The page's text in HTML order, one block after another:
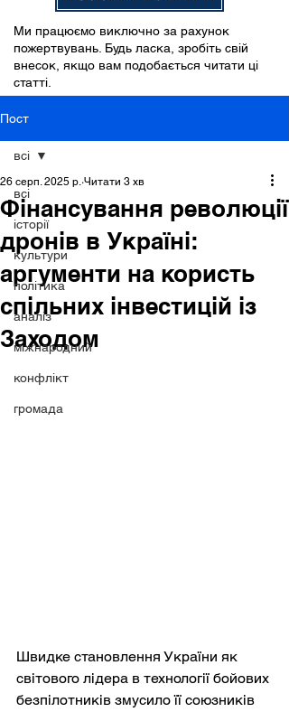
Ми працюємо виключно за рахунок
пожертвувань. Будь ласка, зробіть свій
внесок, якщо вам подобається читати ці
статті.
Пост
всі
історії
культури
політика
аналіз
міжнародний
конфлікт
громада
всі
Фінансування революції
дронів в Україні:
аргументи на користь
спільних інвестицій із
Заходом
26 серп. 2025 р. Читати 3 хв
Швидке становлення України як
світового лідера в технології бойових
безпілотників змусило її союзників